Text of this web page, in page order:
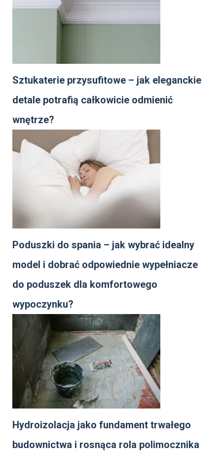
Sztukaterie przysufitowe – jak eleganckie
detale potrafią całkowicie odmienić
wnętrze?
Poduszki do spania – jak wybrać idealny
model i dobrać odpowiednie wypełniacze
do poduszek dla komfortowego
wypoczynku?
Hydroizolacja jako fundament trwałego
budownictwa i rosnąca rola polimocznika